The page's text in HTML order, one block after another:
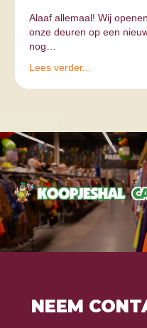
Alaaf allemaal! Wij
onze deuren op een
nog…
Lees verder...
NEEM